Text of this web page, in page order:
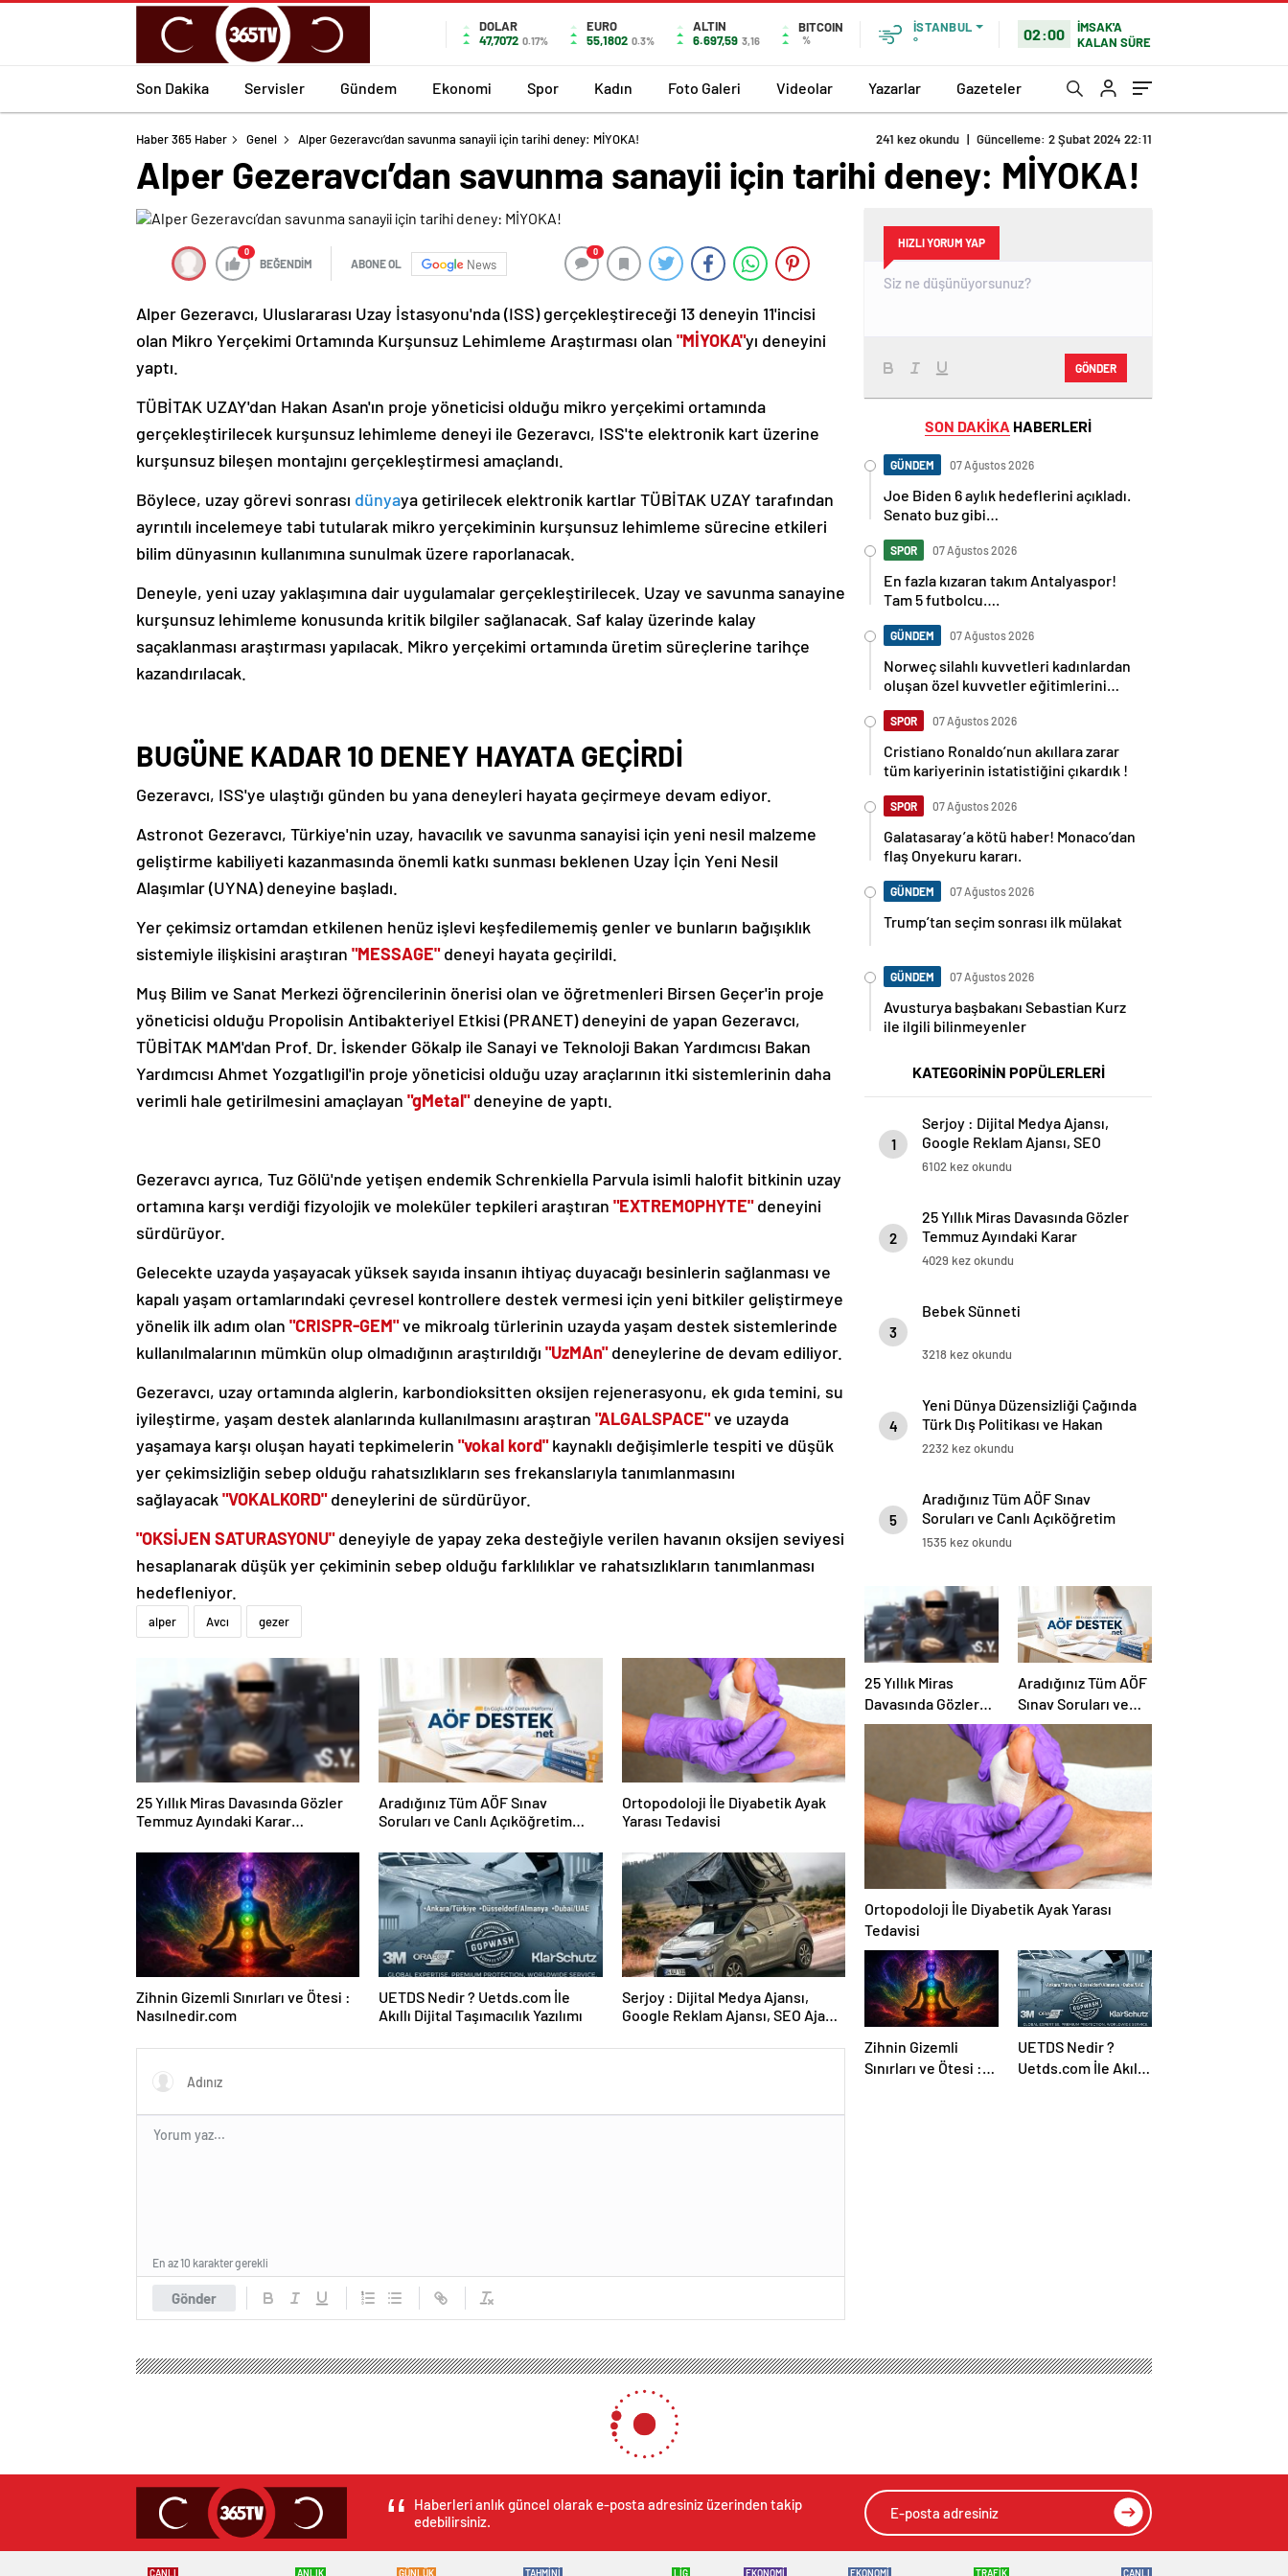
DOLAR
47,7072 0.17%
EURO
55,1802 0.3%
ALTIN
6.697,59 3,16
BITCOIN
%
İSTANBUL
°
02:00
İMSAK'A
KALAN SÜRE
Son Dakika Servisler Gündem Ekonomi Spor Kadın Foto Galeri Videolar Yazarlar Gazeteler
Haber 365 Haber Genel Alper Gezeravcı’dan savunma sanayii için tarihi deney: MİYOKA! 241 kez okundu | Güncelleme: 2 Şubat 2024 22:11
Alper Gezeravcı’dan savunma sanayii için tarihi deney: MİYOKA!
0
BEĞENDİM ABONE OL News
0
Alper Gezeravcı, Uluslararası Uzay İstasyonu'nda (ISS) gerçekleştireceği 13 deneyin 11'incisi
olan Mikro Yerçekimi Ortamında Kurşunsuz Lehimleme Araştırması olan "MİYOKA"yı deneyini
yaptı.
TÜBİTAK UZAY'dan Hakan Asan'ın proje yöneticisi olduğu mikro yerçekimi ortamında
gerçekleştirilecek kurşunsuz lehimleme deneyi ile Gezeravcı, ISS'te elektronik kart üzerine
kurşunsuz bileşen montajını gerçekleştirmesi amaçlandı.
Böylece, uzay görevi sonrası dünyaya getirilecek elektronik kartlar TÜBİTAK UZAY tarafından
ayrıntılı incelemeye tabi tutularak mikro yerçekiminin kurşunsuz lehimleme sürecine etkileri
bilim dünyasının kullanımına sunulmak üzere raporlanacak.
Deneyle, yeni uzay yaklaşımına dair uygulamalar gerçekleştirilecek. Uzay ve savunma sanayine
kurşunsuz lehimleme konusunda kritik bilgiler sağlanacak. Saf kalay üzerinde kalay
saçaklanması araştırması yapılacak. Mikro yerçekimi ortamında üretim süreçlerine tarihçe
kazandırılacak.
BUGÜNE KADAR 10 DENEY HAYATA GEÇİRDİ
Gezeravcı, ISS'ye ulaştığı günden bu yana deneyleri hayata geçirmeye devam ediyor.
Astronot Gezeravcı, Türkiye'nin uzay, havacılık ve savunma sanayisi için yeni nesil malzeme
geliştirme kabiliyeti kazanmasında önemli katkı sunması beklenen Uzay İçin Yeni Nesil
Alaşımlar (UYNA) deneyine başladı.
Yer çekimsiz ortamdan etkilenen henüz işlevi keşfedilememiş genler ve bunların bağışıklık
sistemiyle ilişkisini araştıran "MESSAGE"deneyi hayata geçirildi.
Muş Bilim ve Sanat Merkezi öğrencilerinin önerisi olan ve öğretmenleri Birsen Geçer'in proje
yöneticisi olduğu Propolisin Antibakteriyel Etkisi (PRANET) deneyini de yapan Gezeravcı,
TÜBİTAK MAM'dan Prof. Dr. İskender Gökalp ile Sanayi ve Teknoloji Bakan Yardımcısı Bakan
Yardımcısı Ahmet Yozgatlıgil'in proje yöneticisi olduğu uzay araçlarının itki sistemlerinin daha
verimli hale getirilmesini amaçlayan "gMetal"deneyine de yaptı.
Gezeravcı ayrıca, Tuz Gölü'nde yetişen endemik Schrenkiella Parvula isimli halofit bitkinin uzay
ortamına karşı verdiği fizyolojik ve moleküler tepkileri araştıran "EXTREMOPHYTE"deneyini
sürdürüyor.
Gelecekte uzayda yaşayacak yüksek sayıda insanın ihtiyaç duyacağı besinlerin sağlanması ve
kapalı yaşam ortamlarındaki çevresel kontrollere destek vermesi için yeni bitkiler geliştirmeye
yönelik ilk adım olan "CRISPR-GEM"ve mikroalg türlerinin uzayda yaşam destek sistemlerinde
kullanılmalarının mümkün olup olmadığının araştırıldığı "UzMAn"deneylerine de devam ediliyor.
Gezeravcı, uzay ortamında alglerin, karbondioksitten oksijen rejenerasyonu, ek gıda temini, su
iyileştirme, yaşam destek alanlarında kullanılmasını araştıran "ALGALSPACE"ve uzayda
yaşamaya karşı oluşan hayati tepkimelerin "vokal kord"kaynaklı değişimlerle tespiti ve düşük
yer çekimsizliğin sebep olduğu rahatsızlıkların ses frekanslarıyla tanımlanmasını
sağlayacak"VOKALKORD"deneylerini de sürdürüyor.
"OKSİJEN SATURASYONU"deneyiyle de yapay zeka desteğiyle verilen havanın oksijen seviyesi
hesaplanarak düşük yer çekiminin sebep olduğu farklılıklar ve rahatsızlıkların tanımlanması
hedefleniyor.
alper Avcı gezer
25 Yıllık Miras Davasında Gözler
Temmuz Ayındaki Karar
Aradığınız Tüm AÖF Sınav
Soruları ve Canlı Açıköğretim
Ortopodoloji İle Diyabetik Ayak
Yarası Tedavisi
Zihnin Gizemli Sınırları ve Ötesi :
Nasılnedir.com
UETDS Nedir ? Uetds.com İle
Akıllı Dijital Taşımacılık Yazılımı
Serjoy : Dijital Medya Ajansı,
Google Reklam Ajansı, SEO Ajansı
Gönder
En az 10 karakter gerekli
HIZLI YORUM YAP
GÖNDER
SON DAKİKA HABERLERİ
GÜNDEM 07 Ağustos 2026
Joe Biden 6 aylık hedeflerini açıkladı.
Senato buz gibi…
SPOR 07 Ağustos 2026
En fazla kızaran takım Antalyaspor!
Tam 5 futbolcu….
GÜNDEM 07 Ağustos 2026
Norweç silahlı kuvvetleri kadınlardan
oluşan özel kuvvetler eğitimlerini
SPOR 07 Ağustos 2026
Cristiano Ronaldo’nun akıllara zarar
tüm kariyerinin istatistiğini çıkardık !
SPOR 07 Ağustos 2026
Galatasaray’a kötü haber! Monaco’dan
flaş Onyekuru kararı.
GÜNDEM 07 Ağustos 2026
Trump’tan seçim sonrası ilk mülakat
GÜNDEM 07 Ağustos 2026
Avusturya başbakanı Sebastian Kurz
ile ilgili bilinmeyenler
KATEGORİNİN POPÜLERLERİ
1
Serjoy : Dijital Medya Ajansı,
Google Reklam Ajansı, SEO
Ajansı ve Web Tasarım Ajansı
6102 kez okundu
2
25 Yıllık Miras Davasında Gözler
Temmuz Ayındaki Karar
Duruşmasına Çevrildi
4029 kez okundu
3
Bebek Sünneti
3218 kez okundu
4
Yeni Dünya Düzensizliği Çağında
Türk Dış Politikası ve Hakan
Fidan Faktörü
2232 kez okundu
5
Aradığınız Tüm AÖF Sınav
Soruları ve Canlı Açıköğretim
Forumu Burada
1535 kez okundu
25 Yıllık Miras
Davasında Gözler
Temmuz Ayındaki
Karar Duruşmasına
Aradığınız Tüm AÖF
Sınav Soruları ve
Canlı Açıköğretim
Forumu Burada
Ortopodoloji İle Diyabetik Ayak Yarası
Tedavisi
Zihnin Gizemli
Sınırları ve Ötesi :
UETDS Nedir ?
Uetds.com İle Akıllı
Haberleri anlık güncel olarak e-posta adresiniz üzerinden takip
edebilirsiniz.
CANLI ANLIK GÜNLÜK TAHMİNİ LİG EKONOMİ EKONOMİ TRAFİK CANLI